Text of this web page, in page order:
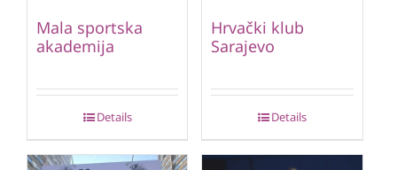
Mala sportska
akademija
Details
Hrvački klub
Sarajevo
Details